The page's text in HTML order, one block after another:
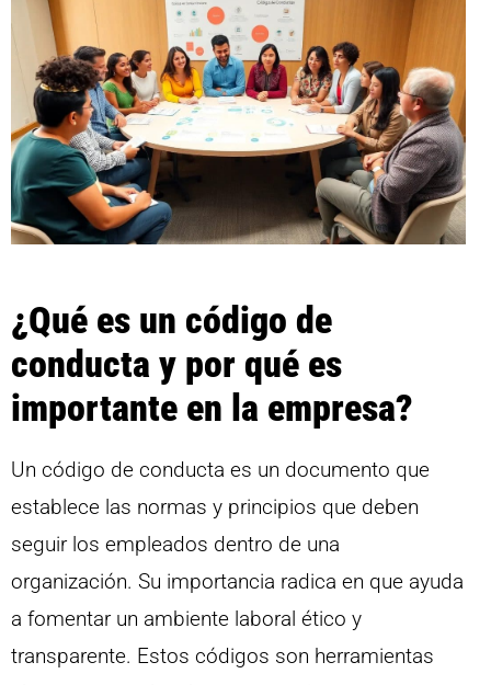
¿Qué es un código de
conducta y por qué es
importante en la empresa?
Un código de conducta es un documento que
establece las normas y principios que deben
seguir los empleados dentro de una
organización. Su importancia radica en que ayuda
a fomentar un ambiente laboral ético y
transparente. Estos códigos son herramientas